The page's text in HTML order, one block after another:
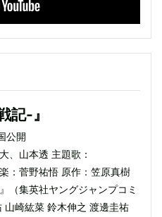
記-』
公開
、山本透 主題歌：
：菅野祐悟 原作：笠原真樹
（集英社ヤングジャンプコミ
山崎紘菜 鈴木伸之 渡邊圭祐